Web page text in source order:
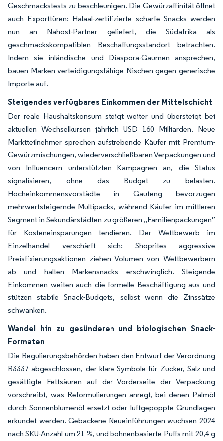
Geschmackstests zu beschleunigen. Die Gewürzaffinität öffnet
auch Exporttüren: Halaal-zertifizierte scharfe Snacks werden
nun an Nahost-Partner geliefert, die Südafrika als
geschmackskompatiblen Beschaffungsstandort betrachten.
Indem sie inländische und Diaspora-Gaumen ansprechen,
bauen Marken verteidigungsfähige Nischen gegen generische
Importe auf.
Steigendes verfügbares Einkommen der Mittelschicht
Der reale Haushaltskonsum steigt weiter und übersteigt bei
aktuellen Wechselkursen jährlich USD 160 Milliarden. Neue
Marktteilnehmer sprechen aufstrebende Käufer mit Premium-
Gewürzmischungen, wiederverschließbaren Verpackungen und
von Influencern unterstützten Kampagnen an, die Status
signalisieren, ohne das Budget zu belasten.
Hocheinkommensvorstädte in Gauteng bevorzugen
mehrwertsteigernde Multipacks, während Käufer im mittleren
Segment in Sekundärstädten zu größeren „Familienpackungen”
für Kosteneinsparungen tendieren. Der Wettbewerb im
Einzelhandel verschärft sich: Shoprites aggressive
Preisfixierungsaktionen ziehen Volumen von Wettbewerbern
ab und halten Markensnacks erschwinglich. Steigende
Einkommen weiten auch die formelle Beschäftigung aus und
stützen stabile Snack-Budgets, selbst wenn die Zinssätze
schwanken.
Wandel hin zu gesünderen und biologischen Snack-
Formaten
Die Regulierungsbehörden haben den Entwurf der Verordnung
R3337 abgeschlossen, der klare Symbole für Zucker, Salz und
gesättigte Fettsäuren auf der Vorderseite der Verpackung
vorschreibt, was Reformulierungen anregt, bei denen Palmöl
durch Sonnenblumenöl ersetzt oder luftgepoppte Grundlagen
erkundet werden. Gebackene Neueinführungen wuchsen 2024
nach SKU-Anzahl um 21 %, und bohnenbasierte Puffs mit 20,4 g